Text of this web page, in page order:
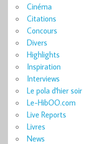
Cinéma
Citations
Concours
Divers
Highlights
Inspiration
Interviews
Le pola d'hier soir
Le-HibOO.com
Live Reports
Livres
News